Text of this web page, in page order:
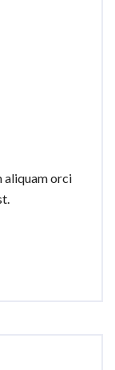
aliquam orci